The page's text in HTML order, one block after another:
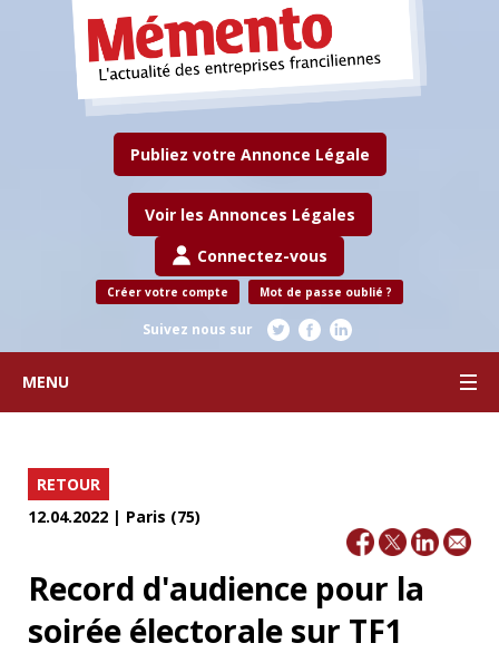
Publiez votre Annonce Légale
Voir les Annonces Légales
Connectez-vous
Créer votre compte Mot de passe oublié ?
Suivez nous sur
MENU
RETOUR
12.04.2022 | Paris (75)
Record d'audience pour la
soirée électorale sur TF1